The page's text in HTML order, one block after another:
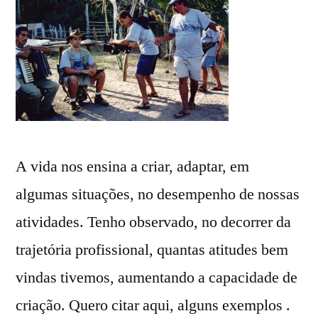
A vida nos ensina a criar, adaptar, em
algumas situações, no desempenho de nossas
atividades. Tenho observado, no decorrer da
trajetória profissional, quantas atitudes bem
vindas tivemos, aumentando a capacidade de
criação. Quero citar aqui, alguns exemplos .